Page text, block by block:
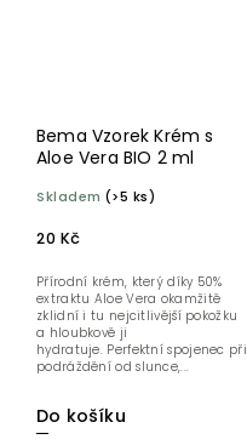
Bema Vzorek Krém s
Aloe Vera BIO 2 ml
Skladem (>5 ks)
20 Kč
Do košíku
Přírodní krém, který díky 50%
extraktu Aloe Vera okamžitě
zklidní i tu nejcitlivější pokožku
a hloubkově ji
hydratuje. Perfektní spojenec při
podráždění od slunce,...